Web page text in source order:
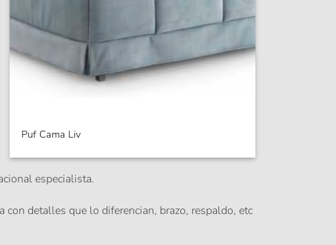
Puf Cama Liv
especialista.
detalles que lo diferencian, brazo, respaldo, etc